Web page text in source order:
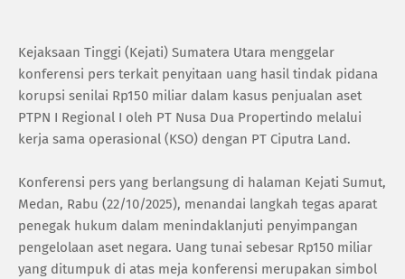
Kejaksaan Tinggi (Kejati) Sumatera Utara menggelar
konferensi pers terkait penyitaan uang hasil tindak pidana
korupsi senilai Rp150 miliar dalam kasus penjualan aset
PTPN I Regional I oleh PT Nusa Dua Propertindo melalui
kerja sama operasional (KSO) dengan PT Ciputra Land.
Konferensi pers yang berlangsung di halaman Kejati Sumut,
Medan, Rabu (22/10/2025), menandai langkah tegas aparat
penegak hukum dalam menindaklanjuti penyimpangan
pengelolaan aset negara. Uang tunai sebesar Rp150 miliar
yang ditumpuk di atas meja konferensi merupakan simbol